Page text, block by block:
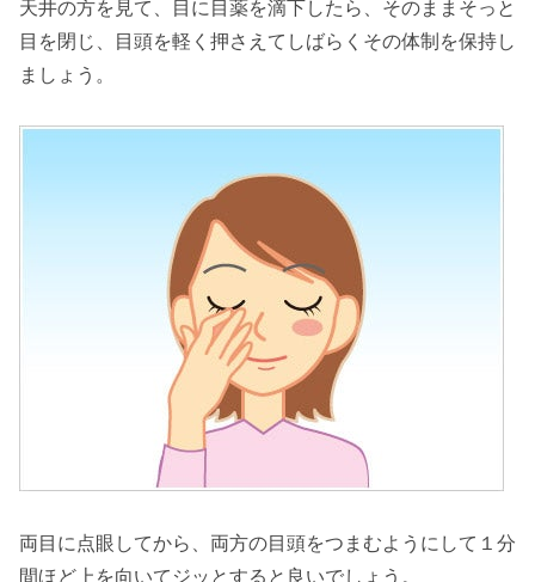
天井の方を見て、目に目薬を滴下したら、そのままそっと
目を閉じ、目頭を軽く押さえてしばらくその体制を保持し
ましょう。
両目に点眼してから、両方の目頭をつまむようにして１分
間ほど上を向いてジッとすると良いでしょう。